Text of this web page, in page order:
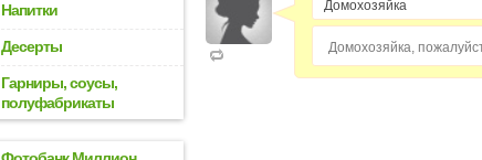
Напитки
Десерты
Гарниры, соусы,
полуфабрикаты
Домохозяйка,